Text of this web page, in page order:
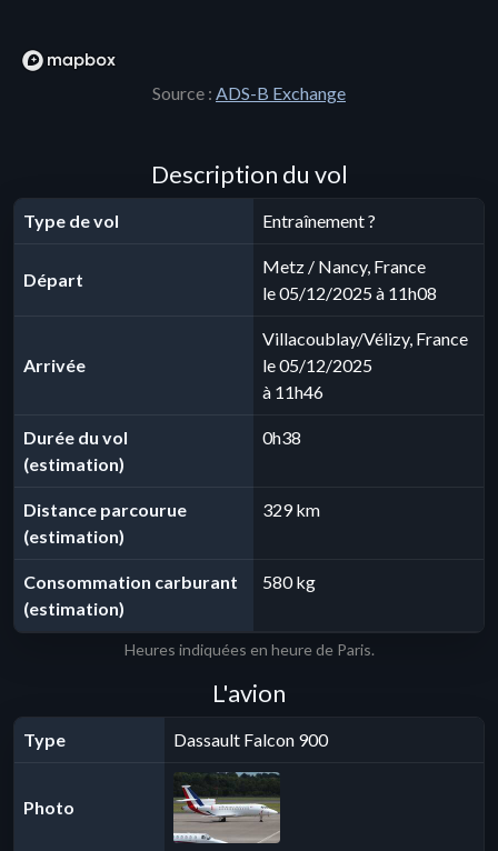
Source : ADS-B Exchange
Description du vol
Type de vol Entraînement ?
Départ
Metz / Nancy, France
le 05/12/2025 à 11h08
Arrivée
Villacoublay/Vélizy, France
le 05/12/2025
à 11h46
Durée du vol
(estimation)
0h38
Distance parcourue
(estimation)
329 km
Consommation carburant
(estimation)
580 kg
Heures indiquées en heure de Paris.
L'avion
Type Dassault Falcon 900
Photo